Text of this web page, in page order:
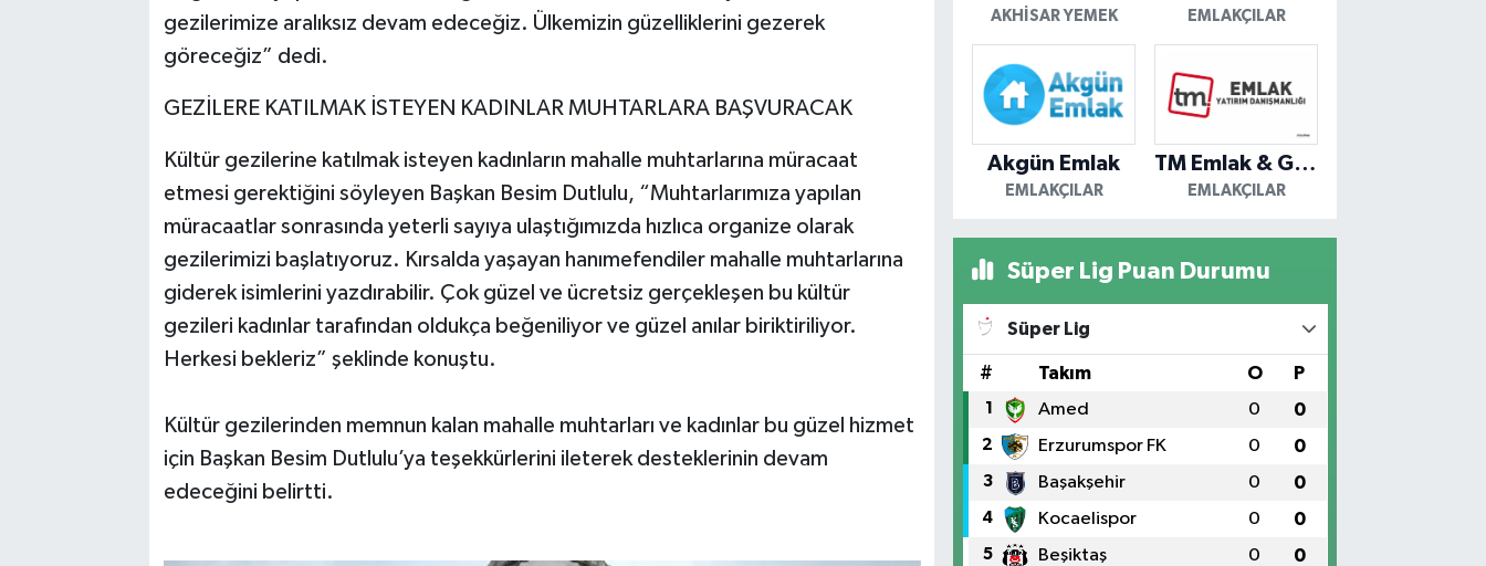
gezilerimize aralıksız devam edeceğiz. Ülkemizin güzelliklerini gezerek
göreceğiz” dedi.
GEZİLERE KATILMAK İSTEYEN KADINLAR MUHTARLARA BAŞVURACAK
Kültür gezilerine katılmak isteyen kadınların mahalle muhtarlarına müracaat
etmesi gerektiğini söyleyen Başkan Besim Dutlulu, “Muhtarlarımıza yapılan
müracaatlar sonrasında yeterli sayıya ulaştığımızda hızlıca organize olarak
gezilerimizi başlatıyoruz. Kırsalda yaşayan hanımefendiler mahalle muhtarlarına
giderek isimlerini yazdırabilir. Çok güzel ve ücretsiz gerçekleşen bu kültür
gezileri kadınlar tarafından oldukça beğeniliyor ve güzel anılar biriktiriliyor.
Herkesi bekleriz” şeklinde konuştu.
Kültür gezilerinden memnun kalan mahalle muhtarları ve kadınlar bu güzel hizmet
için Başkan Besim Dutlulu’ya teşekkürlerini ileterek desteklerinin devam
edeceğini belirtti.
AKHISAR YEMEK EMLAKÇILAR
Akgün Emlak
EMLAKÇILAR
TM Emlak & Gayrimenkul
EMLAKÇILAR
Süper Lig Puan Durumu
Süper Lig
# Takım O P
1 Amed 0 0
2 Erzurumspor FK 0 0
3 Başakşehir 0 0
4 Kocaelispor 0 0
5 Beşiktaş 0 0